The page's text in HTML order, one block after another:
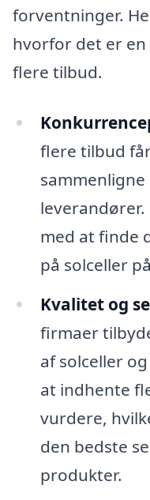
forventninger.
hvorfor det er
flere tilbud.
flere tilbud
med at finde
på solceller
Kvalitet og
firmaer
af solceller
at indhente
vurdere,
den bedste
produkter.